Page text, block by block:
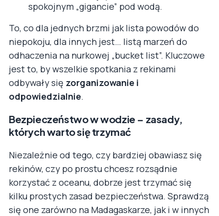
spokojnym „gigancie” pod wodą.
To, co dla jednych brzmi jak lista powodów do
niepokoju, dla innych jest… listą marzeń do
odhaczenia na nurkowej „bucket list”. Kluczowe
jest to, by wszelkie spotkania z rekinami
odbywały się zorganizowanie i
odpowiedzialnie.
Bezpieczeństwo w wodzie – zasady,
których warto się trzymać
Niezależnie od tego, czy bardziej obawiasz się
rekinów, czy po prostu chcesz rozsądnie
korzystać z oceanu, dobrze jest trzymać się
kilku prostych zasad bezpieczeństwa. Sprawdzą
się one zarówno na Madagaskarze, jak i w innych